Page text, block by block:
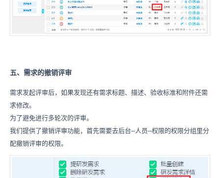
五、需求的撤销评审
需求发起评审后，如果发现还有需求标题、描述、验收标准和附件还需
求修改。
为了避免进行多轮次的评审。
我们提供了撤销评审功能，首先需要去后台--人员--权限的权限分组里分
配撤销评审的权限。